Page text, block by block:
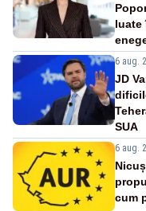
luate
6 aug.
JD
SUA
6 aug.
cum